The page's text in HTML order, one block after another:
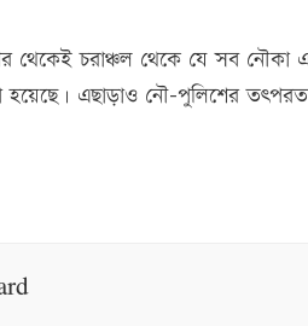
থেকেই চরাঞ্চল থেকে যে সব নৌকা
হয়েছে। এছাড়াও নৌ-পুলিশের